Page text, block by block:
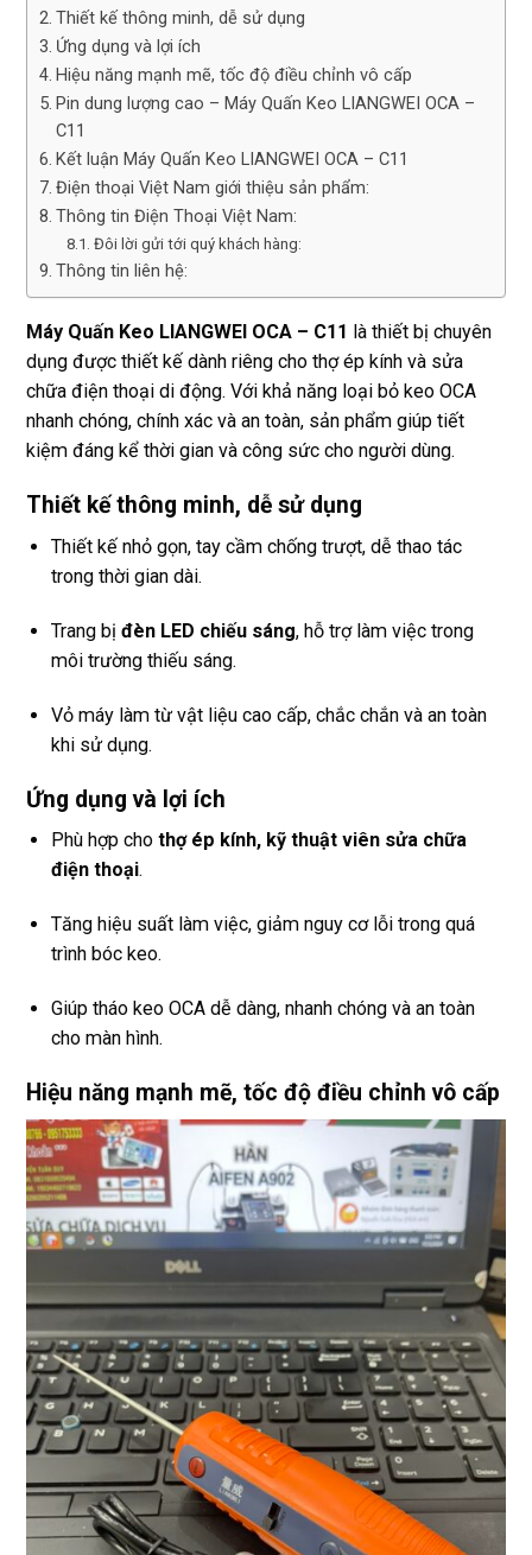
Thiết kế thông minh, dễ sử dụng
Ứng dụng và lợi ích
Hiệu năng mạnh mẽ, tốc độ điều chỉnh vô cấp
Pin dung lượng cao – Máy Quấn Keo LIANGWEI OCA –
C11
Kết luận Máy Quấn Keo LIANGWEI OCA – C11
Điện thoại Việt Nam giới thiệu sản phẩm:
Thông tin Điện Thoại Việt Nam:
Đôi lời gửi tới quý khách hàng:
Thông tin liên hệ:
Máy Quấn Keo LIANGWEI OCA – C11 là thiết bị chuyên
dụng được thiết kế dành riêng cho thợ ép kính và sửa
chữa điện thoại di động. Với khả năng loại bỏ keo OCA
nhanh chóng, chính xác và an toàn, sản phẩm giúp tiết
kiệm đáng kể thời gian và công sức cho người dùng.
Thiết kế thông minh, dễ sử dụng
Thiết kế nhỏ gọn, tay cầm chống trượt, dễ thao tác
trong thời gian dài.
Trang bị đèn LED chiếu sáng, hỗ trợ làm việc trong
môi trường thiếu sáng.
Vỏ máy làm từ vật liệu cao cấp, chắc chắn và an toàn
khi sử dụng.
Ứng dụng và lợi ích
Phù hợp cho thợ ép kính, kỹ thuật viên sửa chữa
điện thoại.
Tăng hiệu suất làm việc, giảm nguy cơ lỗi trong quá
trình bóc keo.
Giúp tháo keo OCA dễ dàng, nhanh chóng và an toàn
cho màn hình.
Hiệu năng mạnh mẽ, tốc độ điều chỉnh vô cấp